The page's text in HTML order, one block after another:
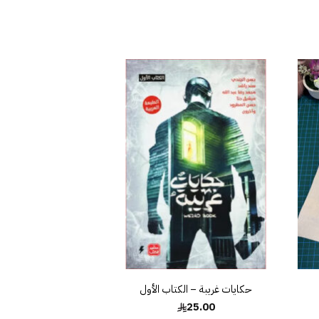
إلى
إضافة
إلى
قائمة
الرغبات
حكايات غريبة – الكتاب الأول
25.00